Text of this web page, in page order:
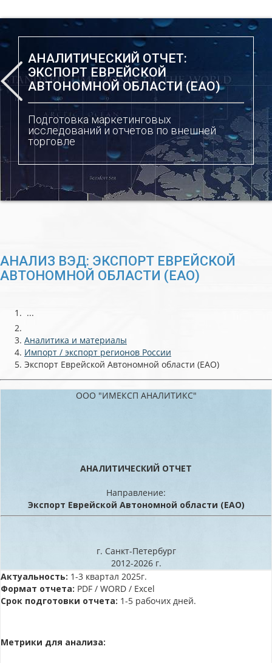
АНАЛИТИЧЕСКИЙ ОТЧЕТ:
ЭКСПОРТ ЕВРЕЙСКОЙ
АВТОНОМНОЙ ОБЛАСТИ (ЕАО)
Подготовка маркетинговых
исследований и отчетов по внешней
торговле
АНАЛИЗ ВЭД: ЭКСПОРТ ЕВРЕЙСКОЙ
АВТОНОМНОЙ ОБЛАСТИ (ЕАО)
...
Аналитика и материалы
Импорт / экспорт регионов России
Экспорт Еврейской Автономной области (ЕАО)
ООО "ИМЕКСП АНАЛИТИКС"
АНАЛИТИЧЕСКИЙ ОТЧЕТ
Направление:
Экспорт Еврейской Автономной области (ЕАО)
г. Санкт-Петербург
2012-2026 г.
Актуальность: 1-3 квартал 2025г.
Формат отчета: PDF / WORD / Excel
Срок подготовки отчета: 1-5 рабочих дней.
Метрики для анализа: